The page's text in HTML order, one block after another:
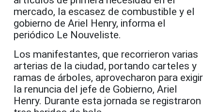
mercado, la escasez de combustible y el
gobierno de Ariel Henry, informa el
periódico Le Nouveliste.
Los manifestantes, que recorrieron varias
arterias de la ciudad, portando carteles y
ramas de árboles, aprovecharon para exigir
la renuncia del jefe de Gobierno, Ariel
Henry. Durante esta jornada se registraron